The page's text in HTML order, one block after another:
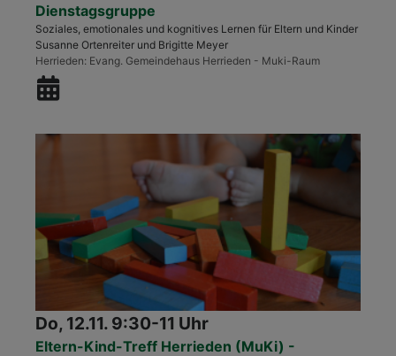
Dienstagsgruppe
Soziales, emotionales und kognitives Lernen für Eltern und Kinder
Susanne Ortenreiter und Brigitte Meyer
Herrieden Evang. Gemeindehaus Herrieden - Muki-Raum
Do, 12.11. 9:30-11 Uhr
Eltern-Kind-Treff Herrieden (MuKi) -